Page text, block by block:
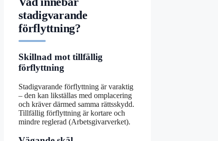
stadigvarande
förflyttning?
Skillnad mot tillfällig
förflyttning
Stadigvarande förflyttning är varaktig
– den kan likställas med omplacering
och kräver därmed samma rättsskydd.
Tillfällig förflyttning är kortare och
mindre reglerad (Arbetsgivarverket).